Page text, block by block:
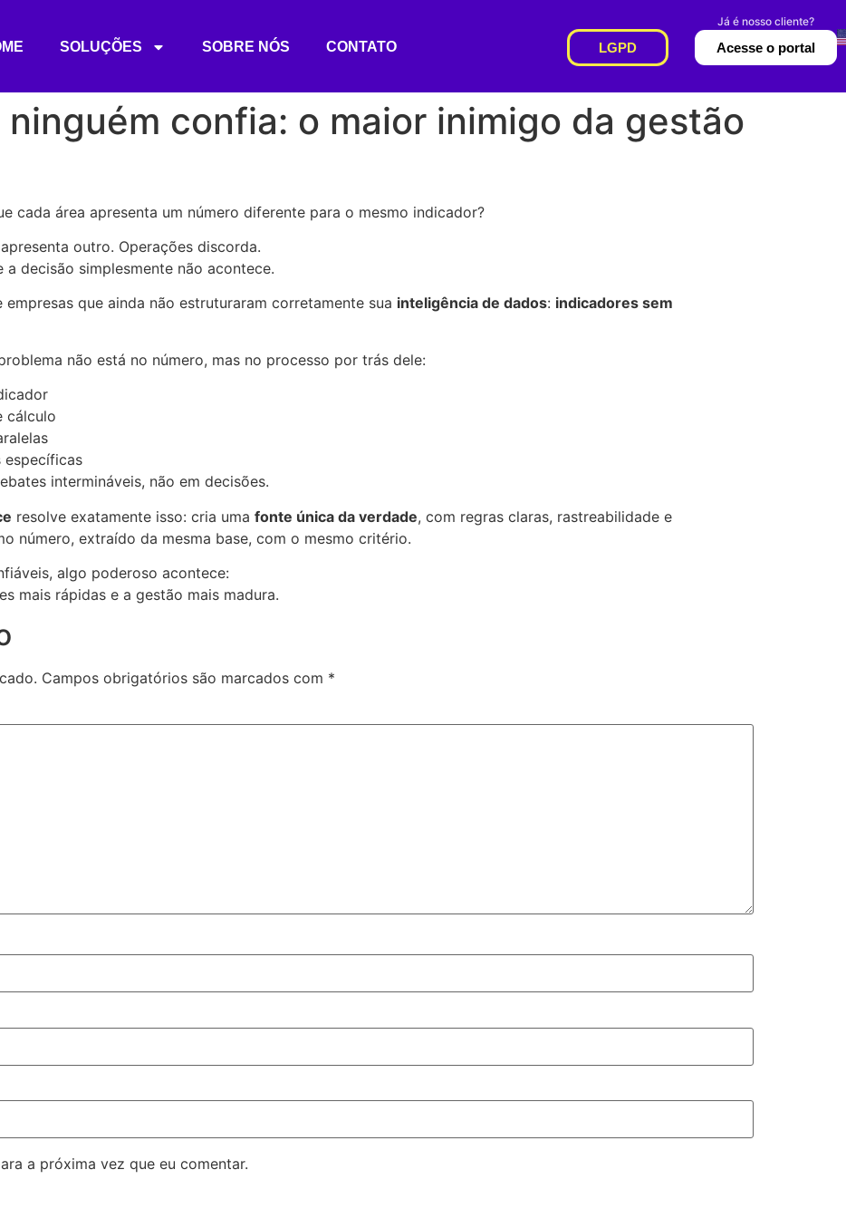
SOLUÇÕES SOBRE NÓS CONTATO LGPD Acesse o portal
confia: o maior inimigo da gestão
cada área apresenta um número diferente para o mesmo indicador?
outro. Operações discorda.
decisão simplesmente não acontece.
que ainda não estruturaram corretamente sua inteligência de dados: indicadores sem
não está no número, mas no processo por trás dele:
cálculo
específicas
intermináveis, não em decisões.
resolve exatamente isso: cria uma fonte única da verdade, com regras claras, rastreabilidade e
número, extraído da mesma base, com o mesmo critério.
algo poderoso acontece:
mais rápidas e a gestão mais madura.
Campos obrigatórios são marcados com *
a próxima vez que eu comentar.